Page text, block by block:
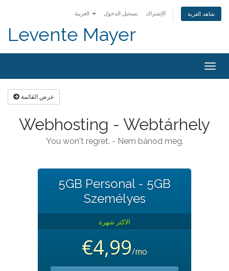
تسجيل الدخول الإشتراك شاهد العربة
Levente Mayer
عرض القائمة
Webhosting - Webtárhely
You won't regret. - Nem bánod meg.
5GB Personal - 5GB
Személyes
الاكثر شهرة
€4,99/mo